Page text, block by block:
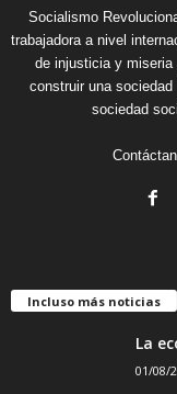
Socialismo
trabajadora a nivel
de injusticia y miseria
construir una
sociedad
Incluso más noticias
La
01/08/